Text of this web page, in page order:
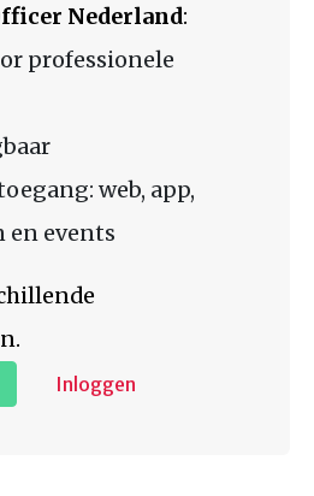
Nederland:
professionele
web, app,
en events
Inloggen